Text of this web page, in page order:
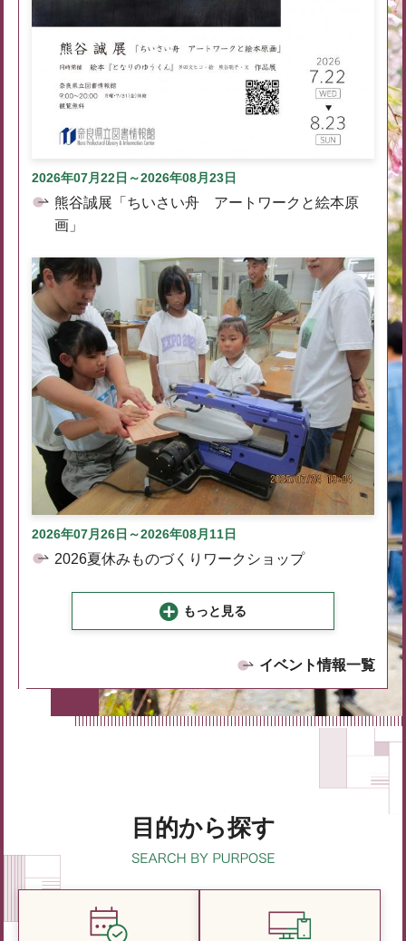
2026年07月22日～2026年08月23日
熊谷誠展「ちいさい舟 アートワークと絵本原
画」
2026年07月26日～2026年08月11日
2026夏休みものづくりワークショップ
もっと見る
イベント情報一覧
目的から探す